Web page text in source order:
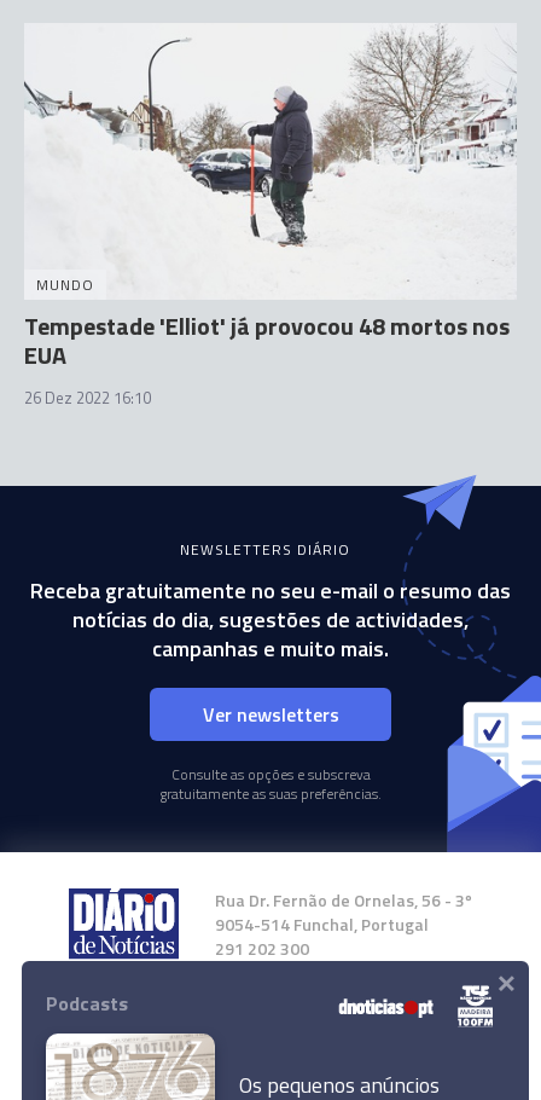
MUNDO
Tempestade 'Elliot' já provocou 48 mortos nos
EUA
26 Dez 2022 16:10
NEWSLETTERS DIÁRIO
Receba gratuitamente no seu e-mail o resumo das
notícias do dia, sugestões de actividades,
campanhas e muito mais.
Ver newsletters
Consulte as opções e subscreva
gratuitamente as suas preferências.
Rua Dr. Fernão de Ornelas, 56 - 3º
9054-514 Funchal, Portugal
291 202 300
Instale a nossa App
Podcasts
Os pequenos anúncios
×